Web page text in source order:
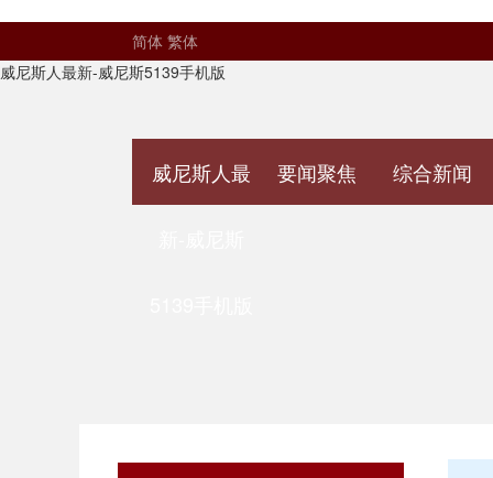
简体 繁体
威尼斯人最新-威尼斯5139手机版
威尼斯人最 要闻聚焦 综合新闻